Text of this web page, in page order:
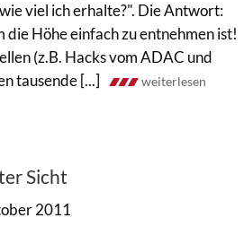
viel ich erhalte?". Die Antwort:
die Höhe einfach zu entnehmen ist!
(z.B. Hacks vom ADAC und
tausende [...]
weiterlesen
Sicht
2011